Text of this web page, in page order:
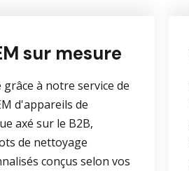
sur mesure
à notre service de
d'appareils de
axé sur le B2B,
de nettoyage
conçus selon vos